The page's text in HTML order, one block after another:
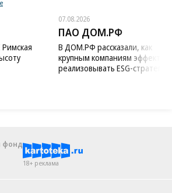
07.08.2026
ПАО ДОМ.РФ
В ДОМ.РФ рассказали, как
крупным компаниям
реализовывать ESG-стратегию
фонд
18+ реклама